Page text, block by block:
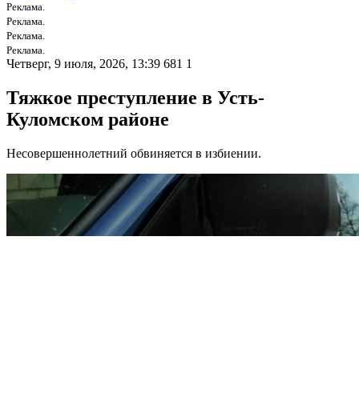
Реклама.
Реклама.
Реклама.
Реклама.
Четверг, 9 июля, 2026, 13:39 681 1
Тяжкое преступление в Усть-
Куломском районе
Несовершеннолетний обвиняется в избиении.